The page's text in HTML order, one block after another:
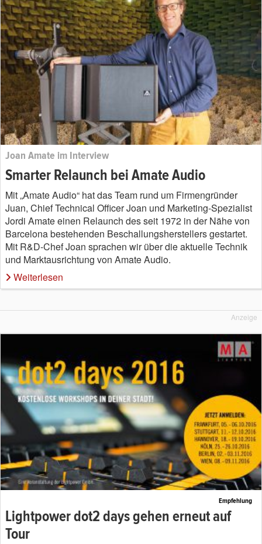
Joan Amate im Interview
Smarter Relaunch bei Amate Audio
Mit „Amate Audio“ hat das Team rund um Firmengründer
Juan, Chief Technical Officer Joan und Marketing-Spezialist
Jordi Amate einen Relaunch des seit 1972 in der Nähe von
Barcelona bestehenden Beschallungsherstellers gestartet.
Mit R&D-Chef Joan sprachen wir über die aktuelle Technik
und Marktausrichtung von Amate Audio.
Weiterlesen
Anzeige
Empfehlung
Lightpower dot2 days gehen erneut auf
Tour